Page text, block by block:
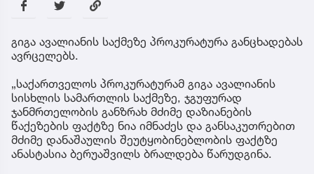
გიგა ავალიანის საქმეზე პროკურატურა განცხადებას
ავრცელებს.
„საქართველოს პროკურატურამ გიგა ავალიანის
სისხლის სამართლის საქმეზე, ჯგუფურად
ჯანმრთელობის განზრახ მძიმე დაზიანების
წაქეზების ფაქტზე ნია იმნაძეს და განსაკუთრებით
მძიმე დანაშაულის შეუტყობინებლობის ფაქტზე
ანასტასია ბერუაშვილს ბრალდება წარუდგინა.